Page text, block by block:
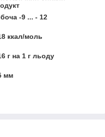
-9 ... - 12
ккал/моль
г на 1 г льоду
мм